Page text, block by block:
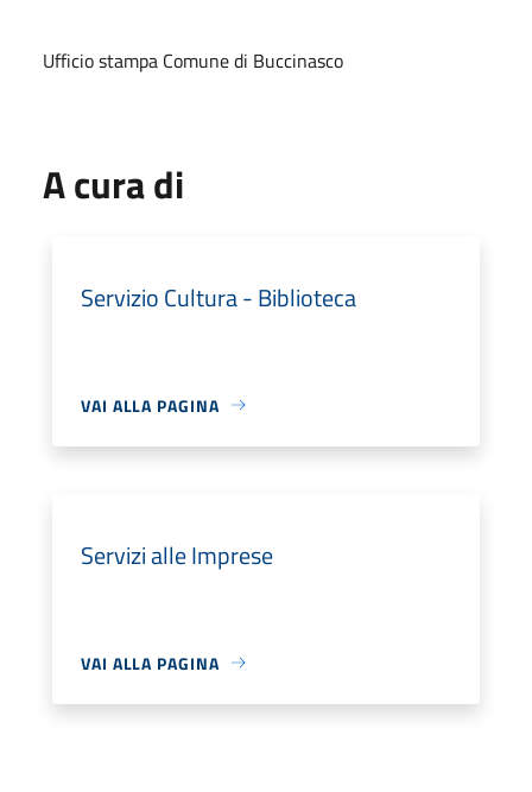
Ufficio stampa Comune di Buccinasco
A cura di
Servizio Cultura - Biblioteca
VAI ALLA PAGINA
Servizi alle Imprese
VAI ALLA PAGINA